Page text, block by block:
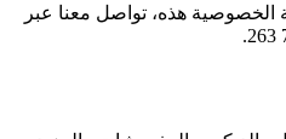
الخصوصية هذه، تواصل معنا عبر